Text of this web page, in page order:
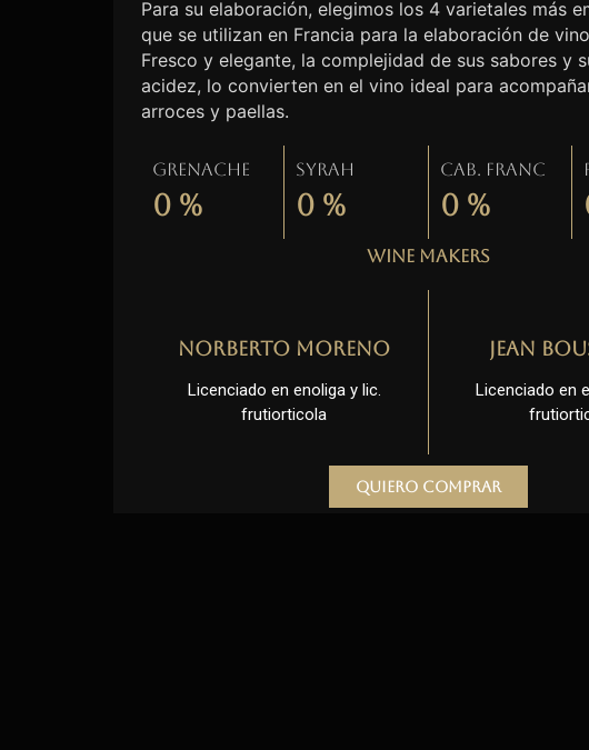
Para su elaboración, elegimos los 4 varietales más
que se utilizan en Francia para la elaboración de
Fresco y elegante, la complejidad de sus sabores y
acidez, lo convierten en el vino ideal para
arroces y paellas.
Grenache
0 %
Syrah
0 %
Cab. Franc
0 %
Wine Makers
Norberto Moreno
Licenciado en enoliga y lic.
frutiorticola
Jean
Licenciado en
Quiero comprar